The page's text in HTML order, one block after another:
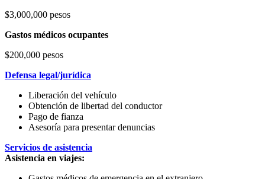
$3,000,000 pesos
Gastos médicos ocupantes
$200,000 pesos
Defensa legal/jurídica
Liberación del vehículo
Obtención de libertad del conductor
Pago de fianza
Asesoría para presentar denuncias
Servicios de asistencia
Asistencia en viajes: